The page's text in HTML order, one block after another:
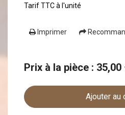
Tarif TTC à l'unité
Imprimer
Prix à la pièce : 35,00
Ajouter au